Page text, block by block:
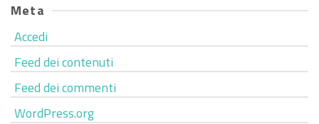
Meta
Accedi
Feed dei contenuti
Feed dei commenti
WordPress.org